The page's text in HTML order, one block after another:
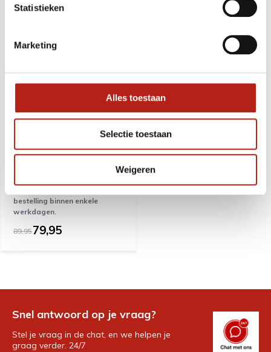
Statistieken
Marketing
Alles toestaan
Selectie toestaan
Weigeren
Voor dit product geldt een
langere levertijd. Vanaf 6
augustus kunnen wij weer bij
bestelling binnen enkele
werkdagen.
89,9579,95
Snel antwoord op je vraag?
Stel je vraag in de chat, en we helpen je
graag verder. 24/7